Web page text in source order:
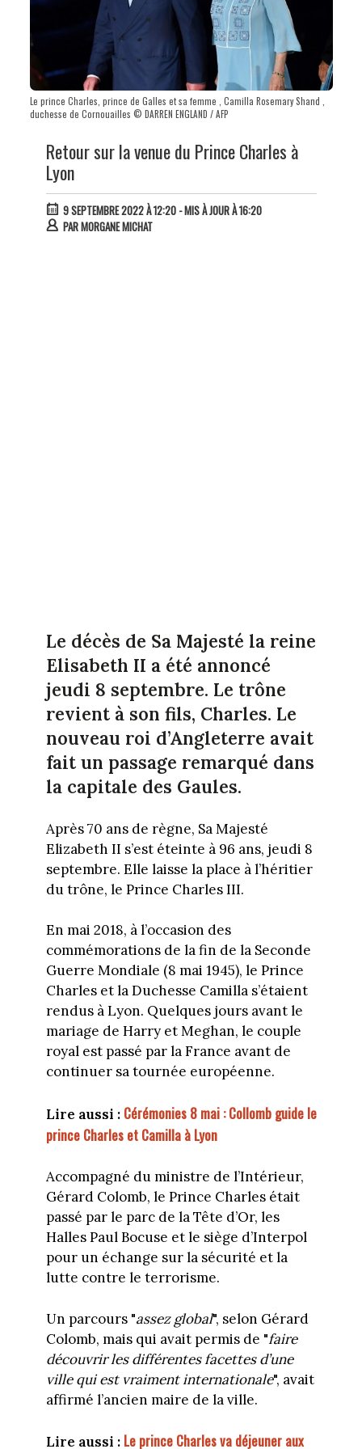
Le prince Charles, prince de Galles et sa femme , Camilla Rosemary Shand ,
duchesse de Cornouailles © DARREN ENGLAND / AFP
Retour sur la venue du Prince Charles à
Lyon
9 SEPTEMBRE 2022 À 12:20- MIS À JOUR À 16:20
PARMORGANE MICHAT
Le décès de Sa Majesté la reine
Elisabeth II a été annoncé
jeudi 8 septembre. Le trône
revient à son fils, Charles. Le
nouveau roi d’Angleterre avait
fait un passage remarqué dans
la capitale des Gaules.
Après 70 ans de règne, Sa Majesté
Elizabeth II s’est éteinte à 96 ans, jeudi 8
septembre. Elle laisse la place à l’héritier
du trône, le Prince Charles III.
En mai 2018, à l’occasion des
commémorations de la fin de la Seconde
Guerre Mondiale (8 mai 1945), le Prince
Charles et la Duchesse Camilla s’étaient
rendus à Lyon. Quelques jours avant le
mariage de Harry et Meghan, le couple
royal est passé par la France avant de
continuer sa tournée européenne.
Lire aussi : Cérémonies 8 mai : Collomb guide le
prince Charles et Camilla à Lyon
Accompagné du ministre de l’Intérieur,
Gérard Colomb, le Prince Charles était
passé par le parc de la Tête d’Or, les
Halles Paul Bocuse et le siège d’Interpol
pour un échange sur la sécurité et la
lutte contre le terrorisme.
Un parcours "assez global", selon Gérard
Colomb, mais qui avait permis de "faire
découvrir les différentes facettes d’une
ville qui est vraiment internationale", avait
affirmé l’ancien maire de la ville.
Lire aussi :Le prince Charles va déjeuner aux